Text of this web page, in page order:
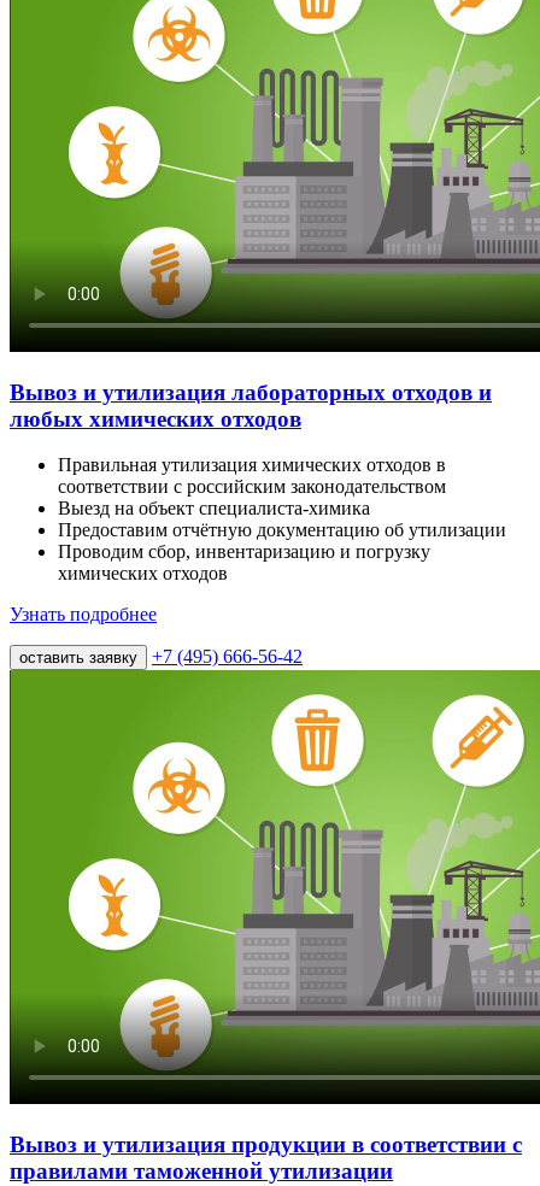
Вывоз и утилизация лабораторных отходов и
любых химических отходов
Правильная утилизация химических отходов в
соответствии с российским законодательством
Выезд на объект специалиста-химика
Предоставим отчётную документацию об утилизации
Проводим сбор, инвентаризацию и погрузку
химических отходов
Узнать подробнее
оставить заявку +7 (495) 666-56-42
Вывоз и утилизация продукции в соответствии с
правилами таможенной утилизации